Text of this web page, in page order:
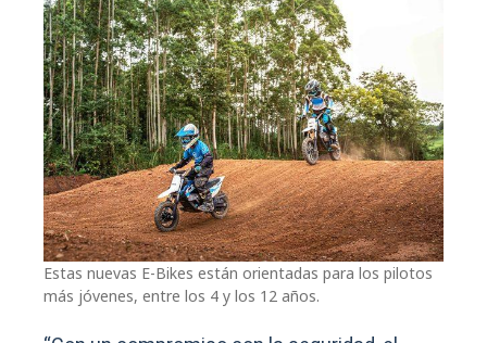
Estas nuevas E-Bikes están orientadas para los pilotos
más jóvenes, entre los 4 y los 12 años.